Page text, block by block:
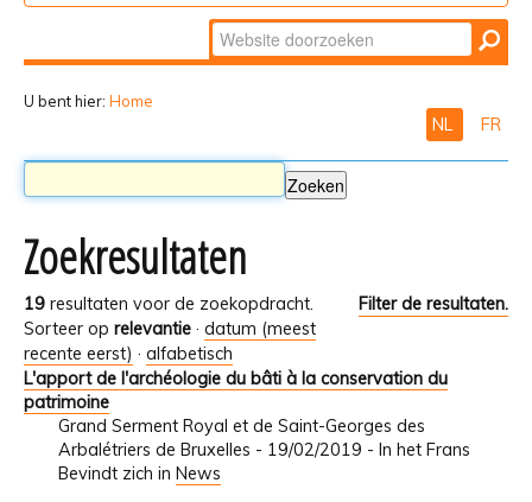
Zoek
Geavanceerd
U bent hier: Home
NL FR
Zoekresultaten
19 resultaten voor de zoekopdracht.
Filter de resultaten.
Sorteer op relevantie · datum (meest
recente eerst) · alfabetisch
L'apport de l'archéologie du bâti à la conservation du
patrimoine
Grand Serment Royal et de Saint-Georges des
Arbalétriers de Bruxelles - 19/02/2019 - In het Frans
Bevindt zich in News